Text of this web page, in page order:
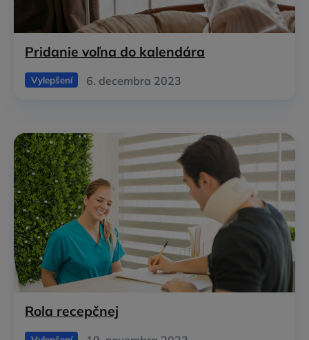
Pridanie voľna do kalendára
Vylepšení 6. decembra 2023
Rola recepčnej